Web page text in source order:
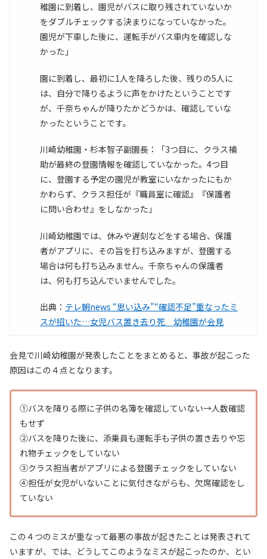
稚園に到着し、園児がバスに取り残されていないか
をダブルチェックする決まりになっていなかった。
園児が下車した後に、運転手がバス車内を確認しな
かった」
園に到着し、最初に1人を降ろした後、残りの5人に
は、自分で降りるように声をかけたということです
が、千奈ちゃんが降りたかどうかは、確認していな
かったということです。
川崎幼稚園・杉本智子副園長：「3つ目に、クラス補
助が最終の登園情報を確認していなかった。4つ目
に、登園する予定の園児が教室にいなかったにもか
かわらず、クラス担任が『職員室に確認』『保護者
に問い合わせ』をしなかった」
川崎幼稚園では、休みや遅刻などをする場合、保護
者がアプリに、その旨を打ち込みますが、登園する
場合は何も打ち込みません。千奈ちゃんの保護者
は、何も打ち込んでいませんでした。
出典： テレ朝news “思い込み”“確認不足”重なったミ
スが招いた…女児バス置き去り死 幼稚園が会見
会見で川崎幼稚園が発表したことをまとめると、事故が起こった
原因はこの４点となります。
①バスを降りる際に子供の名簿を確認していない→人数確認
もせず
②バスを降りた後に、添乗員も運転手も子供の置き去りや忘
れ物チェックをしていない
③クラス担当者がアプリによる登園チェックをしていない
④担任が女児がいないことに気付きながらも、欠席確認をし
ていない
この４つのミスが重なって最悪の事故が起きたことは発表されて
いますが、では、どうしてこのようなミスが起こったのか、とい